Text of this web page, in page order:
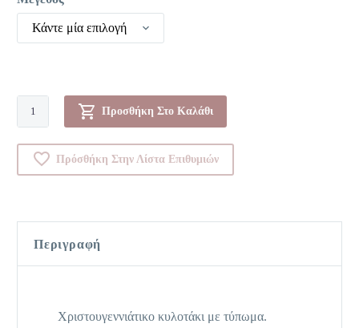
Κάντε μία επιλογή
Κυλοτάκι-00Y19524
ποσότητα
Προσθήκη Στο Καλάθι
Πρόσθήκη Στην Λίστα Επιθυμιών
Περιγραφή
Χριστουγεννιάτικο κυλοτάκι με τύπωμα.